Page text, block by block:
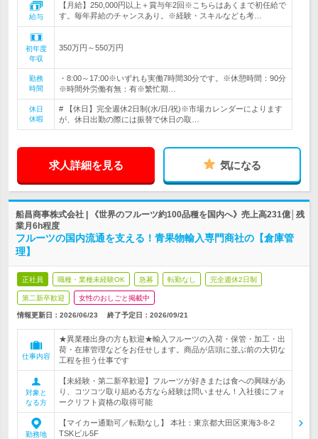
給与
【月給】250,000円以上＋賞与年2回※こちらはあくまで初任給で
す。毎年昇給のチャンスあり。※経験・スキルなども考…
初年度
年収
350万円～550万円
勤務
時間
・8:00～17:00※いずれも実働7時間30分です。※休憩時間：90分
※時間外労働有無：有※繁忙期…
休日
休暇
# 【休日】完全週休2日制(水/日/祝)※市場カレンダーによります
が、休日出勤の際には振替で休日の取…
求人詳細を見る 気になる
船昌商事株式会社 | 《世界のフルーツ約100品種を国内へ》売上高231億│残
業月6h程度
フルーツの国内流通を支える！青果物輸入専門商社の【倉庫管
理】
正社員 職種・業種未経験OK 急募 転勤なし 完全週休2日制
第二新卒歓迎 女性のおしごと掲載中
情報更新日：2026/06/23 終了予定日： 2026/09/21
仕事内容
★異業種出身の方も歓迎★輸入フルーツの入荷・保管・加工・出
荷・在庫管理などをお任せします。商品が店頭に並ぶ前の大切な
工程を担う仕事です
対象と
なる方
【未経験・第二新卒歓迎】フルーツが好きまたは食への興味があ
り、コツコツ取り組める方なら経験は問いません！入社後にフォ
ークリフト資格の取得可能
勤務地
【マイカー通勤可／転勤なし】 本社：東京都大田区東海3-8-2
TSKビル5F